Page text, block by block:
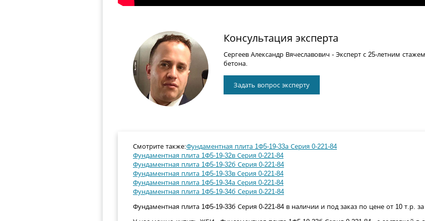
Консультация эксперта
Сергеев Александр Вячеславович - Эксперт с 25-летним
бетона.
Задать вопрос эксперту
Смотрите также:Фундаментная плита 1Ф5-19-33а Серия 0-221-84
Фундаментная плита 1Ф5-19-32в Серия 0-221-84
Фундаментная плита 1Ф5-19-32б Серия 0-221-84
Фундаментная плита 1Ф5-19-33в Серия 0-221-84
Фундаментная плита 1Ф5-19-34а Серия 0-221-84
Фундаментная плита 1Ф5-19-34б Серия 0-221-84
Фундаментная плита 1Ф5-19-33б Серия 0-221-84 в наличии и под заказ по цене от 10 т.р. за